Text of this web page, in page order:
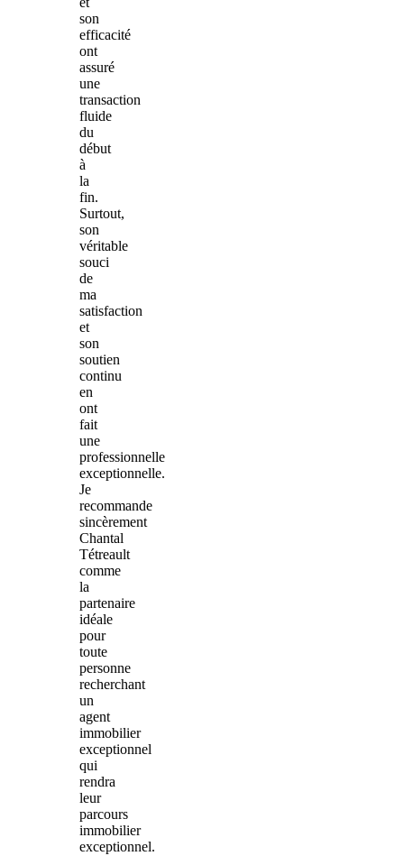
son
efficacité
ont
assuré
une
transaction
fluide
du
début
à
la
fin.
Surtout,
son
véritable
souci
de
ma
satisfaction
et
son
soutien
continu
en
ont
fait
une
professionnelle
exceptionnelle.
Je
recommande
sincèrement
Chantal
Tétreault
comme
la
partenaire
idéale
pour
toute
personne
recherchant
un
agent
immobilier
exceptionnel
qui
rendra
leur
parcours
immobilier
exceptionnel.